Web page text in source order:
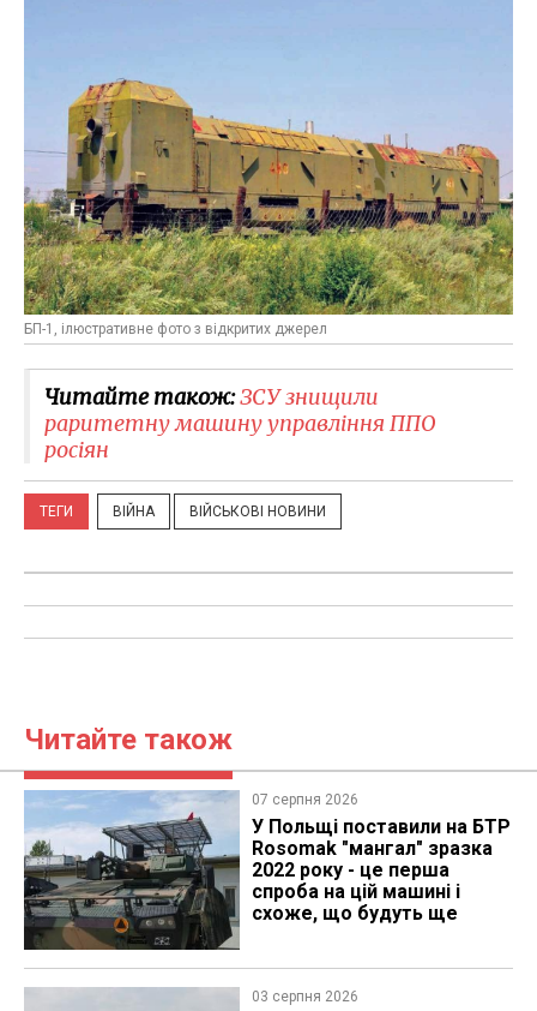
БП-1, ілюстративне фото з відкритих джерел
Читайте також:ЗСУ знищили
раритетну машину управління ППО
росіян
ТЕГИ ВІЙНА ВІЙСЬКОВІ НОВИНИ
Читайте також
07 серпня 2026
У Польщі поставили на БТР
Rosomak "мангал" зразка
2022 року - це перша
спроба на цій машині і
схоже, що будуть ще
03 серпня 2026